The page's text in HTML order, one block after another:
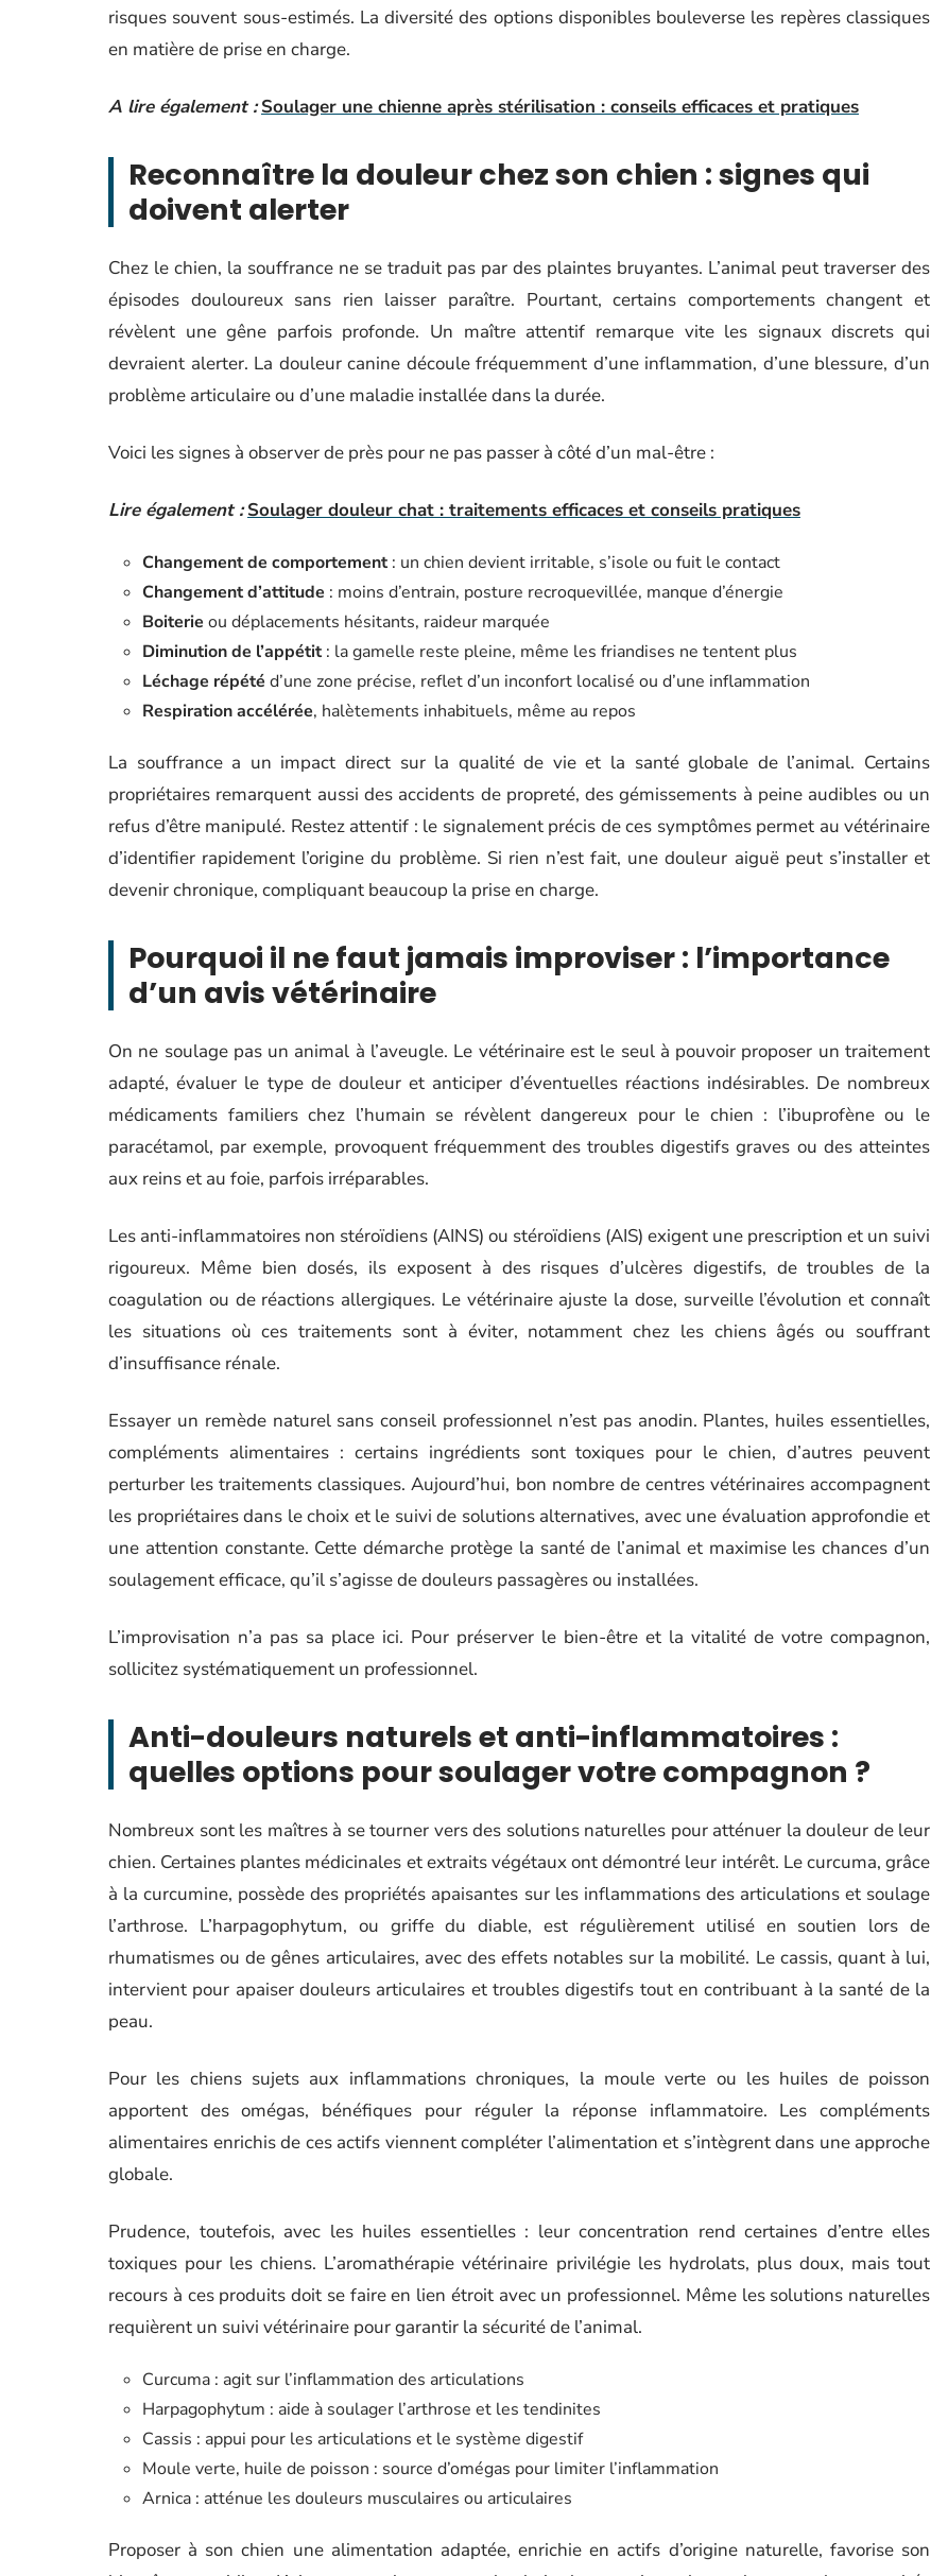
risques souvent sous-estimés. La diversité des options disponibles bouleverse les repères classiques
en matière de prise en charge.
A lire également : Soulager une chienne après stérilisation : conseils efficaces et pratiques
Reconnaître la douleur chez son chien : signes qui
doivent alerter
Chez le chien, la souffrance ne se traduit pas par des plaintes bruyantes. L’animal peut traverser des
épisodes douloureux sans rien laisser paraître. Pourtant, certains comportements changent et
révèlent une gêne parfois profonde. Un maître attentif remarque vite les signaux discrets qui
devraient alerter. La douleur canine découle fréquemment d’une inflammation, d’une blessure, d’un
problème articulaire ou d’une maladie installée dans la durée.
Voici les signes à observer de près pour ne pas passer à côté d’un mal-être :
Lire également : Soulager douleur chat : traitements efficaces et conseils pratiques
Changement de comportement : un chien devient irritable, s’isole ou fuit le contact
Changement d’attitude : moins d’entrain, posture recroquevillée, manque d’énergie
Boiterie ou déplacements hésitants, raideur marquée
Diminution de l’appétit : la gamelle reste pleine, même les friandises ne tentent plus
Léchage répété d’une zone précise, reflet d’un inconfort localisé ou d’une inflammation
Respiration accélérée, halètements inhabituels, même au repos
La souffrance a un impact direct sur la qualité de vie et la santé globale de l’animal. Certains
propriétaires remarquent aussi des accidents de propreté, des gémissements à peine audibles ou un
refus d’être manipulé. Restez attentif : le signalement précis de ces symptômes permet au vétérinaire
d’identifier rapidement l’origine du problème. Si rien n’est fait, une douleur aiguë peut s’installer et
devenir chronique, compliquant beaucoup la prise en charge.
Pourquoi il ne faut jamais improviser : l’importance
d’un avis vétérinaire
On ne soulage pas un animal à l’aveugle. Le vétérinaire est le seul à pouvoir proposer un traitement
adapté, évaluer le type de douleur et anticiper d’éventuelles réactions indésirables. De nombreux
médicaments familiers chez l’humain se révèlent dangereux pour le chien : l’ibuprofène ou le
paracétamol, par exemple, provoquent fréquemment des troubles digestifs graves ou des atteintes
aux reins et au foie, parfois irréparables.
Les anti-inflammatoires non stéroïdiens (AINS) ou stéroïdiens (AIS) exigent une prescription et un suivi
rigoureux. Même bien dosés, ils exposent à des risques d’ulcères digestifs, de troubles de la
coagulation ou de réactions allergiques. Le vétérinaire ajuste la dose, surveille l’évolution et connaît
les situations où ces traitements sont à éviter, notamment chez les chiens âgés ou souffrant
d’insuffisance rénale.
Essayer un remède naturel sans conseil professionnel n’est pas anodin. Plantes, huiles essentielles,
compléments alimentaires : certains ingrédients sont toxiques pour le chien, d’autres peuvent
perturber les traitements classiques. Aujourd’hui, bon nombre de centres vétérinaires accompagnent
les propriétaires dans le choix et le suivi de solutions alternatives, avec une évaluation approfondie et
une attention constante. Cette démarche protège la santé de l’animal et maximise les chances d’un
soulagement efficace, qu’il s’agisse de douleurs passagères ou installées.
L’improvisation n’a pas sa place ici. Pour préserver le bien-être et la vitalité de votre compagnon,
sollicitez systématiquement un professionnel.
Anti-douleurs naturels et anti-inflammatoires :
quelles options pour soulager votre compagnon ?
Nombreux sont les maîtres à se tourner vers des solutions naturelles pour atténuer la douleur de leur
chien. Certaines plantes médicinales et extraits végétaux ont démontré leur intérêt. Le curcuma, grâce
à la curcumine, possède des propriétés apaisantes sur les inflammations des articulations et soulage
l’arthrose. L’harpagophytum, ou griffe du diable, est régulièrement utilisé en soutien lors de
rhumatismes ou de gênes articulaires, avec des effets notables sur la mobilité. Le cassis, quant à lui,
intervient pour apaiser douleurs articulaires et troubles digestifs tout en contribuant à la santé de la
peau.
Pour les chiens sujets aux inflammations chroniques, la moule verte ou les huiles de poisson
apportent des omégas, bénéfiques pour réguler la réponse inflammatoire. Les compléments
alimentaires enrichis de ces actifs viennent compléter l’alimentation et s’intègrent dans une approche
globale.
Prudence, toutefois, avec les huiles essentielles : leur concentration rend certaines d’entre elles
toxiques pour les chiens. L’aromathérapie vétérinaire privilégie les hydrolats, plus doux, mais tout
recours à ces produits doit se faire en lien étroit avec un professionnel. Même les solutions naturelles
requièrent un suivi vétérinaire pour garantir la sécurité de l’animal.
Curcuma : agit sur l’inflammation des articulations
Harpagophytum : aide à soulager l’arthrose et les tendinites
Cassis : appui pour les articulations et le système digestif
Moule verte, huile de poisson : source d’omégas pour limiter l’inflammation
Arnica : atténue les douleurs musculaires ou articulaires
Proposer à son chien une alimentation adaptée, enrichie en actifs d’origine naturelle, favorise son